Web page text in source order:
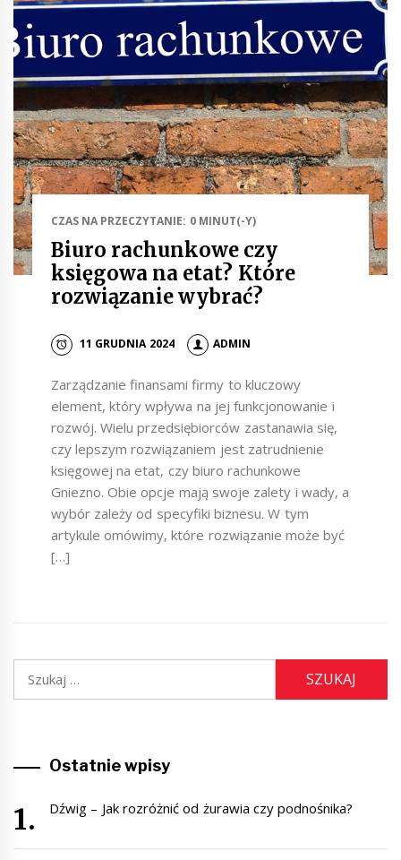
CZAS NA PRZECZYTANIE: 0 MINUT(-Y)
Biuro rachunkowe czy
księgowa na etat? Które
rozwiązanie wybrać?
11 GRUDNIA 2024 ADMIN
Zarządzanie finansami firmy to kluczowy
element, który wpływa na jej funkcjonowanie i
rozwój. Wielu przedsiębiorców zastanawia się,
czy lepszym rozwiązaniem jest zatrudnienie
księgowej na etat, czy biuro rachunkowe
Gniezno. Obie opcje mają swoje zalety i wady, a
wybór zależy od specyfiki biznesu. W tym
artykule omówimy, które rozwiązanie może być
[…]
Ostatnie wpisy
Dźwig – Jak rozróżnić od żurawia czy podnośnika?